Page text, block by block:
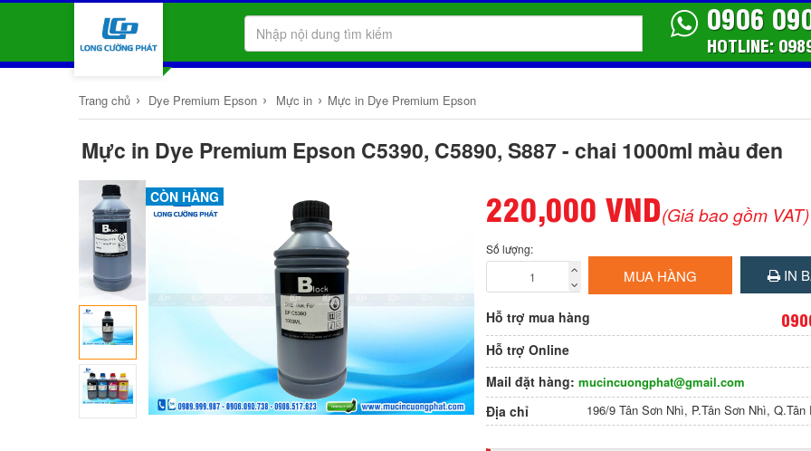
0906
HOTLINE:
Trang chủ › Dye Premium Epson › Mực in › Mực in Dye Premium Epson
Mực in Dye Premium Epson C5390, C5890, S887 - chai 1000ml màu đen
CÒN HÀNG 220,000 VND(Giá bao gồm VAT)
Số lượng:
MUA HÀNG IN
Hỗ trợ mua hàng
Hỗ trợ Online
Mail đặt hàng: mucincuongphat@gmail.com
Địa chỉ
196/9 Tân Sơn Nhì, P.Tân Sơn Nhì, Q.Tân